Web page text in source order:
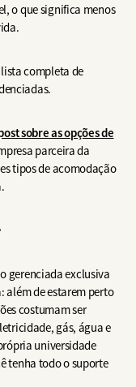
o que significa menos
completa de
sobre as opções de
parceira da
tipos de acomodação
gerenciada exclusiva
além de estarem perto
costumam ser
gás, água e
universidade
tenha todo o suporte